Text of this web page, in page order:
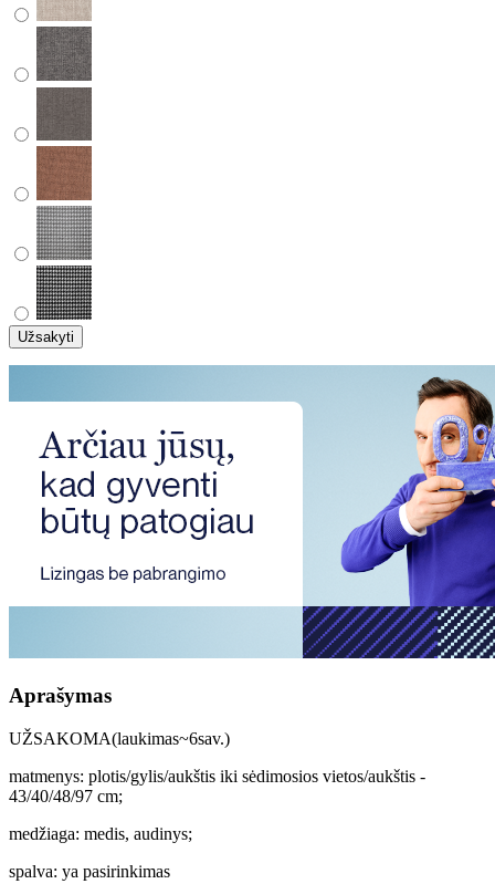
Užsakyti
Aprašymas
UŽSAKOMA(laukimas~6sav.)
matmenys: plotis/gylis/aukštis iki sėdimosios vietos/aukštis -
43/40/48/97 cm;
medžiaga: medis, audinys;
spalva: ya pasirinkimas